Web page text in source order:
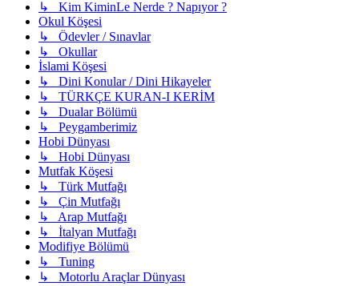
↳ Kim KiminLe Nerde ? Napıyor ?
Okul Köşesi
↳ Ödevler / Sınavlar
↳ Okullar
İslami Köşesi
↳ Dini Konular / Dini Hikayeler
↳ TÜRKÇE KURAN-I KERİM
↳ Dualar Bölümü
↳ Peygamberimiz
Hobi Dünyası
↳ Hobi Dünyası
Mutfak Köşesi
↳ Türk Mutfağı
↳ Çin Mutfağı
↳ Arap Mutfağı
↳ İtalyan Mutfağı
Modifiye Bölümü
↳ Tuning
↳ Motorlu Araçlar Dünyası